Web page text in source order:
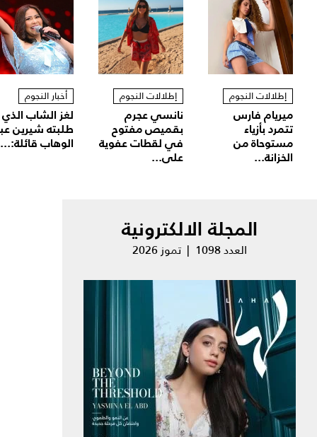
إطلالات النجوم
ميريام فارس
تتمرد بأزياء
مستوحاة من
الخزانة...
إطلالات النجوم
نانسي عجرم
بقميص مفتوح
في لقطات عفوية
على...
أخبار النجوم
لغز الشاب الذي
طلبته شيرين
الوهاب قائلة:...
المجلة الالكترونية
العدد 1098 | تموز 2026